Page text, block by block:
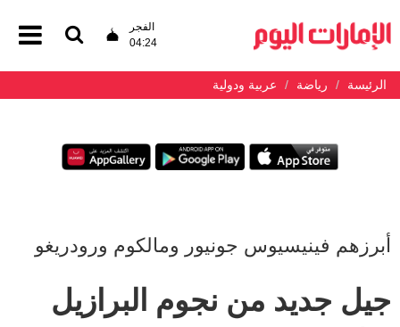
الفجر
04:24
الرئيسة رياضة عربية ودولية
أبرزهم فينيسيوس جونيور ومالكوم ورودريغو
جيل جديد من نجوم البرازيل